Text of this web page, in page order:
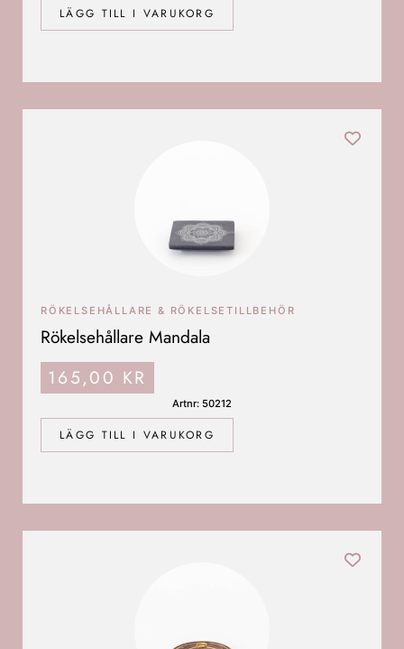
LÄGG TILL I VARUKORG
LÄGG TILL I VARUKORG
RÖKELSEHÅLLARE & RÖKELSETILLBEHÖR
Rökelsehållare Mandala
165,00 KR
Artnr: 50212